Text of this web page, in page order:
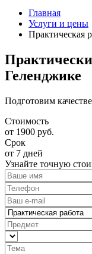
Главная
Услуги и цены
Практическая
Геленджике
Подготовим
Стоимость
от 1900 руб.
Срок
от 7 дней
Узнайте точную